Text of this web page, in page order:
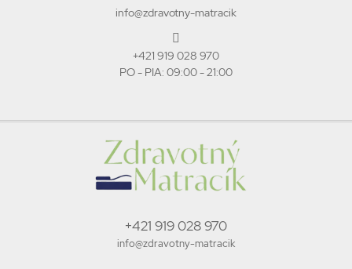
info@zdravotny-matracik
+421 919 028 970
PO - PIA: 09:00 - 21:00
+421 919 028 970
info@zdravotny-matracik